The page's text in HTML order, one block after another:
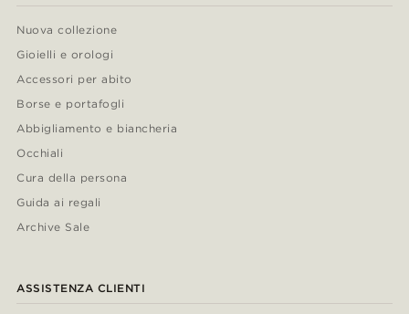
Nuova collezione
Gioielli e orologi
Accessori per abito
Borse e portafogli
Abbigliamento e biancheria
Occhiali
Cura della persona
Guida ai regali
Archive Sale
ASSISTENZA CLIENTI